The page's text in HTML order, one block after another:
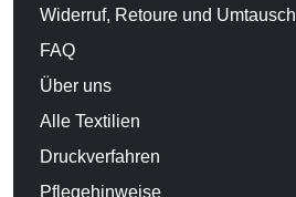
Widerruf, Retoure und Umtausch
FAQ
Über uns
Alle Textilien
Druckverfahren
Pflegehinweise